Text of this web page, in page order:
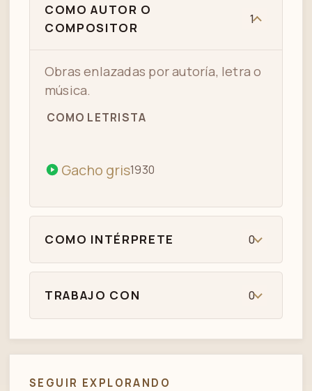
COMO AUTOR O
COMPOSITOR
1
Obras enlazadas por autoría, letra o
música.
COMO LETRISTA
Gacho gris1930
COMO INTÉRPRETE 0
TRABAJO CON 0
SEGUIR EXPLORANDO